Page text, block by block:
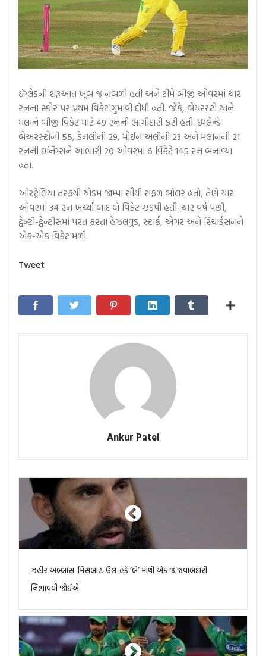
ઇંગ્લેંડની શરૂઆત ખૂબ જ નબળી હતી અને ટીમે બીજી ઓવરમાં ચાર
રનના સ્કોર પર પ્રથમ વિકેટ ગુમાવી દીધી હતી. જોકે, બેયરસ્ટો અને
મલાને બીજી વિકેટ માટે 49 રનની ભાગીદારી કરી હતી. ઇંગ્લેન્ડે
બેઅરસ્ટોની 55, ડેનલીની 29, મોઈન અલીની 23 અને મલાનની 21
રનની ઇનિંગ્સને આભારી 20 ઓવરમાં 6 વિકેટે 145 રન બનાવ્યા
હતા.
ઓસ્ટ્રેલિયા તરફથી એડમ જામ્પા સૌથી સફળ બોલર હતો, તેણે ચાર
ઓવરમાં 34 રન ખર્ચ્યા બાદ બે વિકેટ ઝડપી હતી. ચાર વર્ષ પછી,
ટ્વેન્ટી-ટ્વેન્ટીસમાં પરત ફરતા હેઝલવુડ, સ્ટાર્ક, એગર અને રિચાર્ડસનને
એક-એક વિકેટ મળી.
Tweet
Ankur Patel
ઝહીર અબ્બાસ: મિસબાહ-ઉલ-હકે ‘બે’ માંથી એક જ જવાબદારી
નિભાવવી જોઈએ